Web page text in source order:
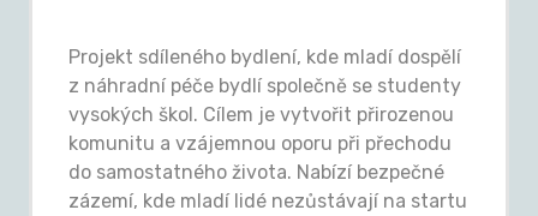
Projekt sdíleného bydlení, kde mladí dospělí
z náhradní péče bydlí společně se studenty
vysokých škol. Cílem je vytvořit přirozenou
komunitu a vzájemnou oporu při přechodu
do samostatného života. Nabízí bezpečné
zázemí, kde mladí lidé nezůstávají na startu